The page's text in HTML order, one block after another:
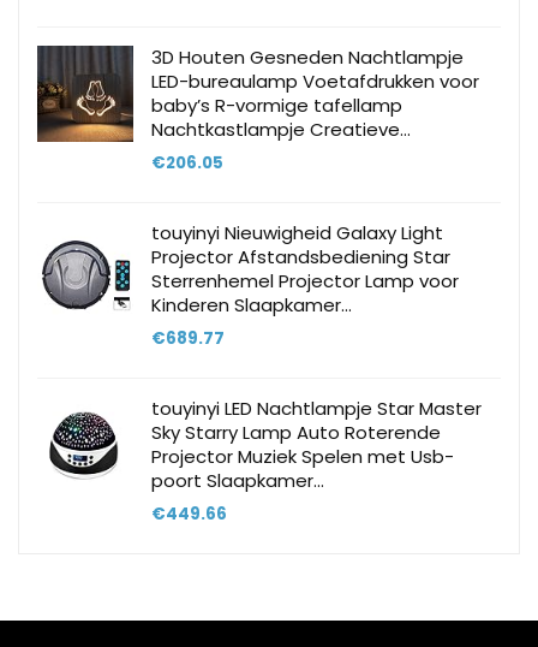
3D Houten Gesneden Nachtlampje
LED-bureaulamp Voetafdrukken voor
baby’s R-vormige tafellamp
Nachtkastlampje Creatieve…
€206.05
touyinyi Nieuwigheid Galaxy Light
Projector Afstandsbediening Star
Sterrenhemel Projector Lamp voor
Kinderen Slaapkamer…
€689.77
touyinyi LED Nachtlampje Star Master
Sky Starry Lamp Auto Roterende
Projector Muziek Spelen met Usb-
poort Slaapkamer…
€449.66